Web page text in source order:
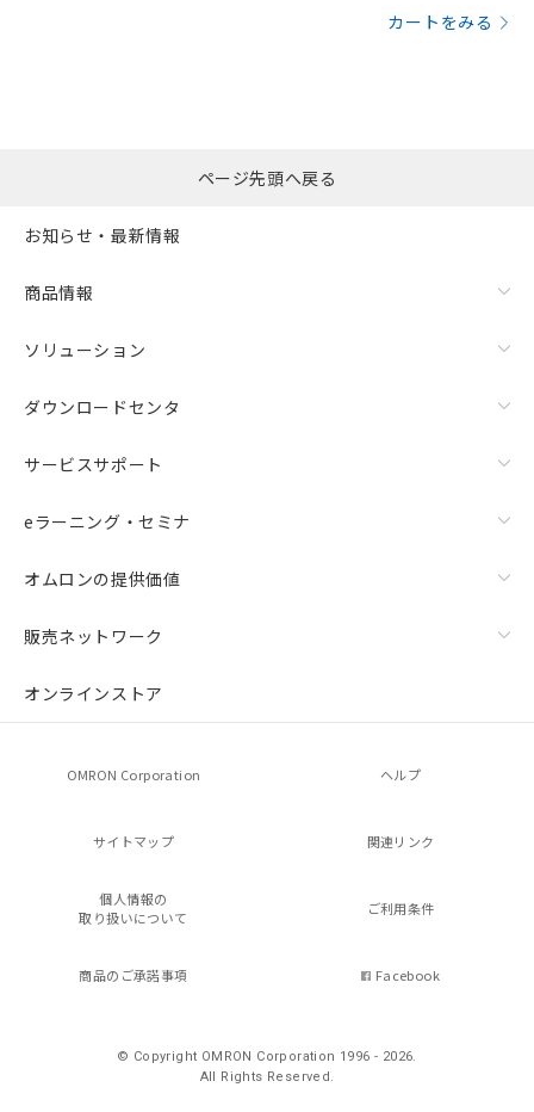
カートをみる
ページ先頭へ戻る
お知らせ・最新情報
商品情報
ソリューション
ダウンロードセンタ
サービスサポート
eラーニング・セミナ
オムロンの提供価値
販売ネットワーク
オンラインストア
OMRON Corporation ヘルプ
サイトマップ 関連リンク
個人情報の
取り扱いについて
ご利用条件
商品のご承諾事項 Facebook
© Copyright OMRON Corporation 1996 - 2026.
All Rights Reserved.